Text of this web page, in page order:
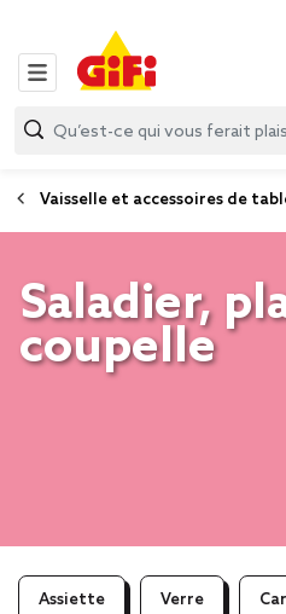
Vaisselle et accessoires de
Saladier,
coupelle
Assiette Verre